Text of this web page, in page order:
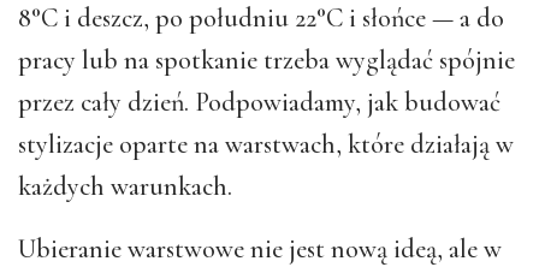
8°C i deszcz, po południu 22°C i słońce — a do
pracy lub na spotkanie trzeba wyglądać spójnie
przez cały dzień. Podpowiadamy, jak budować
stylizacje oparte na warstwach, które działają w
każdych warunkach.
Ubieranie warstwowe nie jest nową ideą, ale w